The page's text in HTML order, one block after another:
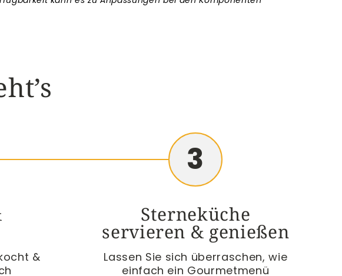
&
3
Sterneküche
servieren & genießen
Lassen Sie sich überraschen, wie
einfach ein Gourmetmenü